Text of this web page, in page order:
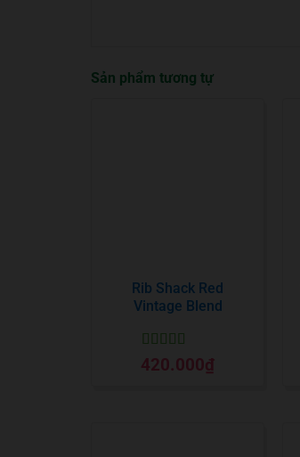
Sản phẩm tương tự
Rib Shack Red
Vintage Blend
Được xếp
hạng 55 sao
420.000₫